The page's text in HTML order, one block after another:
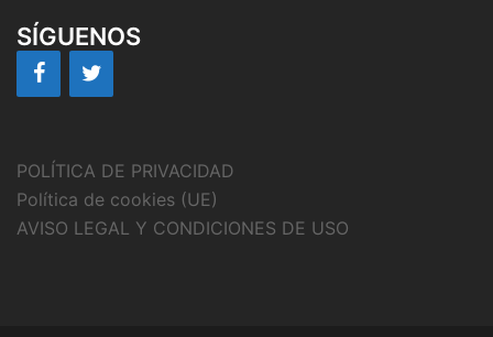
SÍGUENOS
POLÍTICA DE PRIVACIDAD
Política de cookies (UE)
AVISO LEGAL Y CONDICIONES DE USO